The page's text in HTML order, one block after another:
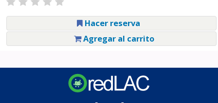
Hacer reserva
Agregar al carrito